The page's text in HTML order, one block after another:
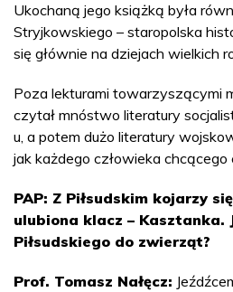
Ukochaną jego książką była
Stryjkowskiego – staropolska
się głównie na dziejach wielkich
Poza lekturami towarzyszącymi
czytał mnóstwo literatury
u, a potem dużo literatury
jak każdego człowieka chcącego
PAP: Z Piłsudskim kojarzy
ulubiona klacz – Kasztanka.
Piłsudskiego do zwierząt?
Prof. Tomasz Nałęcz: